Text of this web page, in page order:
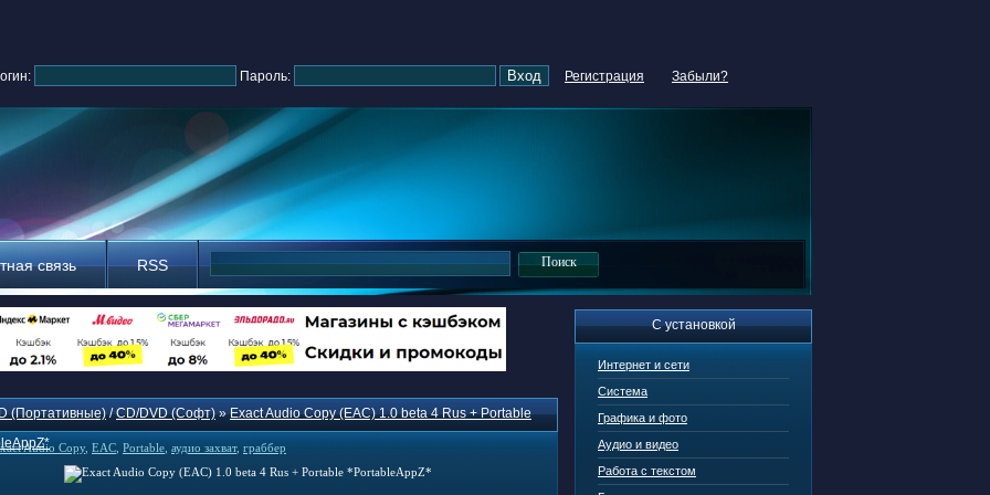
Пароль: Регистрация Забыли?
связь RSS
С установкой
Интернет и сети
Система
Графика и фото
Аудио и видео
Работа с текстом
(Портативные)/CD/DVD (Софт)»Exact Audio Copy (EAC) 1.0 beta 4 Rus + Portable
Audio Copy, EAC Portable аудио захват, граббер